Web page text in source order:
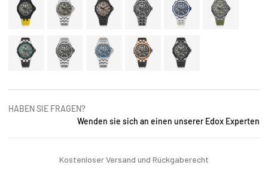
HABEN SIE FRAGEN?
Wenden sie sich an einen unserer Edox Experten
Kostenloser Versand und Rückgaberecht